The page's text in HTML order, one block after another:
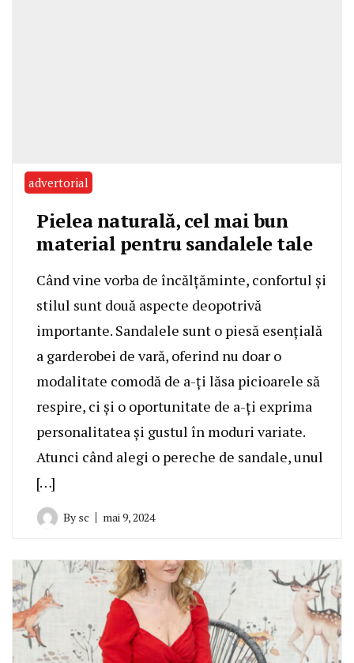
advertorial
Pielea naturală, cel mai bun
material pentru sandalele tale
Când vine vorba de încălțăminte, confortul și
stilul sunt două aspecte deopotrivă
importante. Sandalele sunt o piesă esențială
a garderobei de vară, oferind nu doar o
modalitate comodă de a-ți lăsa picioarele să
respire, ci și o oportunitate de a-ți exprima
personalitatea și gustul în moduri variate.
Atunci când alegi o pereche de sandale, unul
[…]
By sc mai 9, 2024